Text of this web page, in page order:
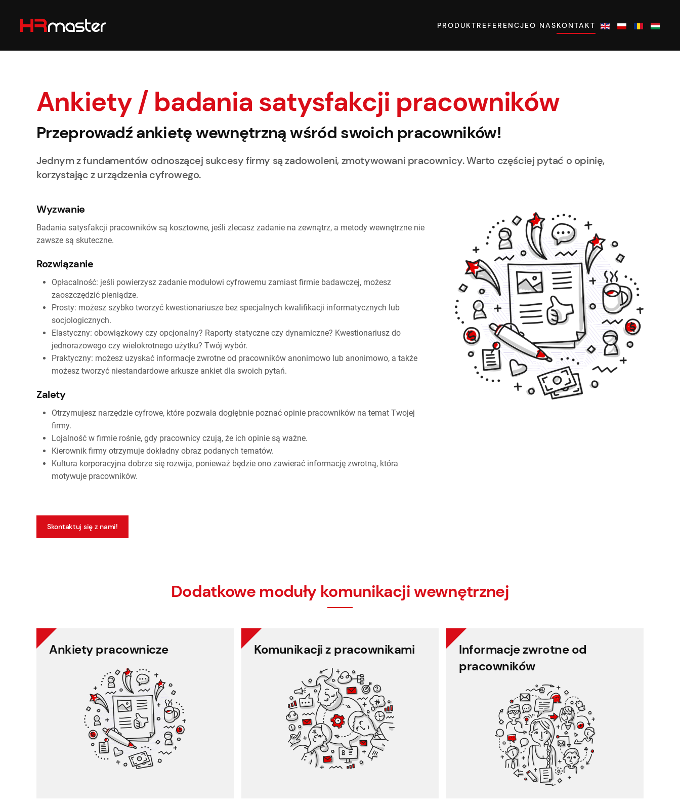
Przejdź do głównej treści PRODUKTREFERENCJEO NASKONTAKT
Ankiety / badania satysfakcji pracowników
Przeprowadź ankietę wewnętrzną wśród swoich pracowników!
Jednym z fundamentów odnoszącej sukcesy firmy są zadowoleni, zmotywowani pracownicy. Warto częściej pytać o opinię,
korzystając z urządzenia cyfrowego.
Wyzwanie
Badania satysfakcji pracowników są kosztowne, jeśli zlecasz zadanie na zewnątrz, a metody wewnętrzne nie
zawsze są skuteczne.
Rozwiązanie
Opłacalność: jeśli powierzysz zadanie modułowi cyfrowemu zamiast firmie badawczej, możesz
zaoszczędzić pieniądze.
Prosty: możesz szybko tworzyć kwestionariusze bez specjalnych kwalifikacji informatycznych lub
socjologicznych.
Elastyczny: obowiązkowy czy opcjonalny? Raporty statyczne czy dynamiczne? Kwestionariusz do
jednorazowego czy wielokrotnego użytku? Twój wybór.
Praktyczny: możesz uzyskać informacje zwrotne od pracowników anonimowo lub anonimowo, a także
możesz tworzyć niestandardowe arkusze ankiet dla swoich pytań.
Zalety
Otrzymujesz narzędzie cyfrowe, które pozwala dogłębnie poznać opinie pracowników na temat Twojej
firmy.
Lojalność w firmie rośnie, gdy pracownicy czują, że ich opinie są ważne.
Kierownik firmy otrzymuje dokładny obraz podanych tematów.
Kultura korporacyjna dobrze się rozwija, ponieważ będzie ono zawierać informację zwrotną, która
motywuje pracowników.
Skontaktuj się z nami!
Dodatkowe moduły komunikacji wewnętrznej
Ankiety pracownicze
Ankiety pracownicze
Oceń potrzeby swoich pracowników łatwo i
Komunikacji z pracownikami
Przyjazny dla użytkownika, unikalny kanał
komunikacji korporacyjnej.
Informacje zwrotne od
pracowników
Informacje zwrotne od
Najnowocześniejsze i najbardziej dynamiczne
narzędzie motywacyjne.